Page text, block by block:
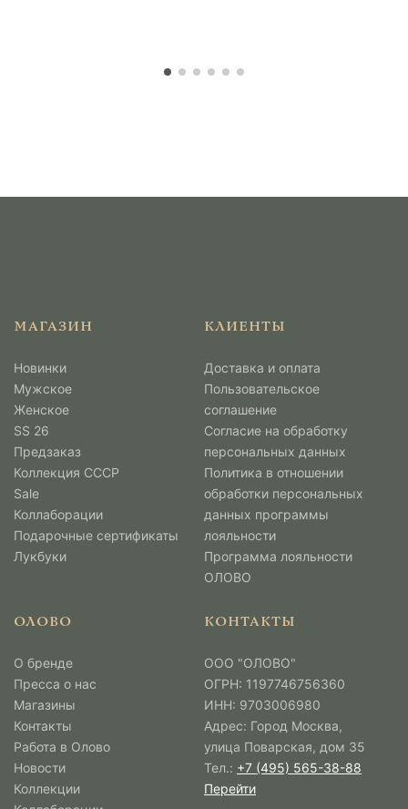
МАГАЗИН
Новинки
Мужcкое
Женское
SS 26
Предзаказ
Коллекция СССР
Sale
Коллаборации
Подарочные сертификаты
Лукбуки
КЛИЕНТЫ
Доставка и оплата
Пользовательское
соглашение
Согласие на обработку
персональных данных
Политика в отношении
обработки персональных
данных программы
лояльности
Программа лояльности
ОЛОВО
ОЛОВО
О бренде
Пресса о нас
Магазины
Контакты
Работа в Олово
Новости
Коллекции
КОНТАКТЫ
ООО "ОЛОВО"
ОГРН: 1197746756360
ИНН: 9703006980
Адрес: Город Москва,
улица Поварская, дом 35
Тел.: +7 (495) 565-38-88
Перейти